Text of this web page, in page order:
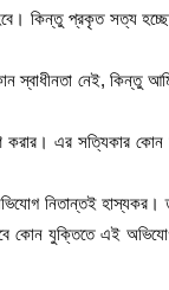
কিন্তু প্রকৃত সত্য
স্বাধীনতা নেই, কিন্তু
করার। এর সত্যিকার
নিতান্তই হাস্যকর।
কোন যুক্তিতে এই